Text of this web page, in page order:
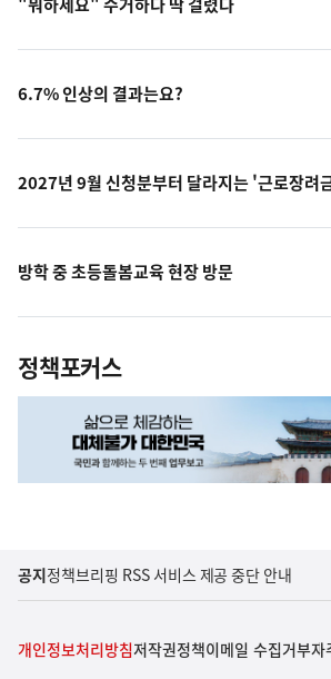
6.7% 인상의 결과는요?
2027년 9월 신청분부터 달라지는 '근로장려
방학 중 초등돌봄교육 현장 방문
정책포커스
공지정책브리핑 RSS 서비스 제공 중단 안내
개인정보처리방침저작권정책이메일 수집거부자